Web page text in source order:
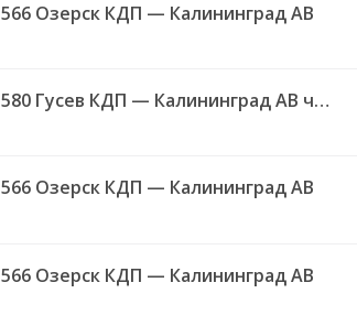
566 Озерск КДП — Калининград АВ
580 Гусев КДП — Калининград АВ ч/з Черняховск АС
566 Озерск КДП — Калининград АВ
566 Озерск КДП — Калининград АВ